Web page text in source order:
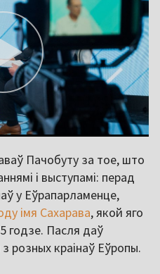
Пачобуту за тое, што
і выступамі: перад
у Еўрапарламенце,
імя Сахарава, якой яго
годзе. Пасля даў
розных краінаў Еўропы.